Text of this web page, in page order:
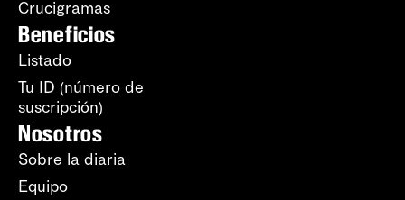
Crucigramas
Beneficios
Listado
Tu ID (número de
suscripción)
Nosotros
Sobre la diaria
Equipo